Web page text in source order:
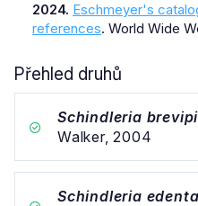
2024. Eschmeyer's
references. World Wide
Přehled druhů
Schindleria
Walker, 2004
Schindleria